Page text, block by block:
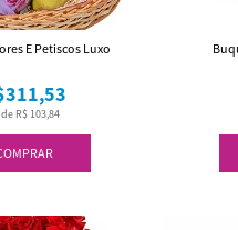
R$ 103,84
E Petiscos Luxo